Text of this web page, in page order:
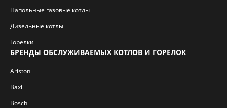
Напольные газовые котлы
Дизельные котлы
Горелки
БРЕНДЫ ОБСЛУЖИВАЕМЫХ КОТЛОВ И ГОРЕЛОК
Ariston
Baxi
Bosch